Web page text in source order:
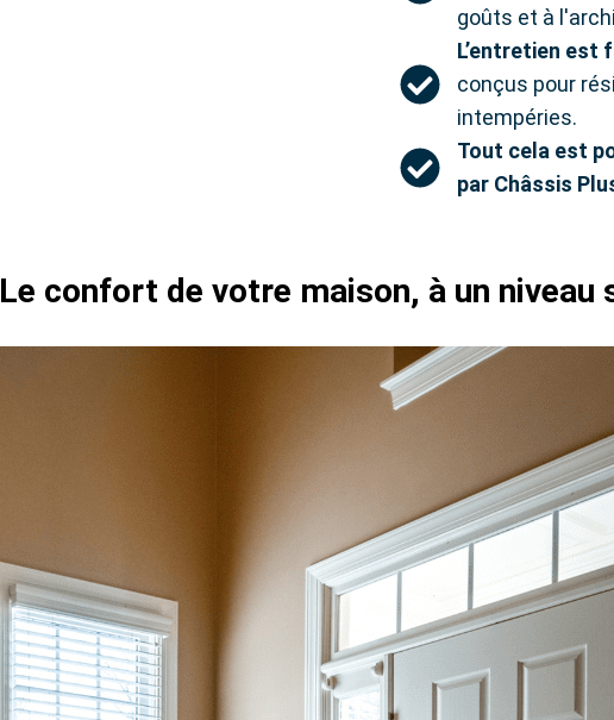
goûts et à
L’entretien est
conçus pour
intempéries.
Tout cela est
par Châssis
Le confort de votre maison, à un niveau